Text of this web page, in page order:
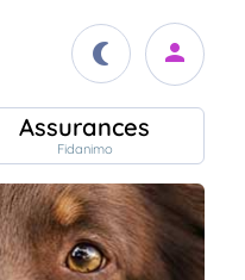
Assurances
Fidanimo